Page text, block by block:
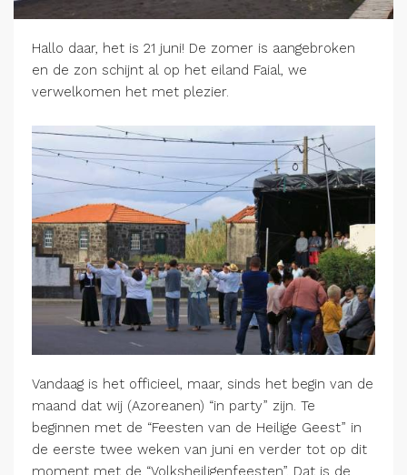
Hallo daar, het is 21 juni! De zomer is aangebroken
en de zon schijnt al op het eiland Faial, we
verwelkomen het met plezier.
Vandaag is het officieel, maar, sinds het begin van de
maand dat wij (Azoreanen) “in party” zijn. Te
beginnen met de “Feesten van de Heilige Geest” in
de eerste twee weken van juni en verder tot op dit
moment met de “Volksheiligenfeesten”. Dat is de